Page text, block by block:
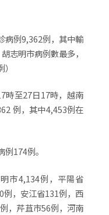
病例9,362例，其中輸
志明市病例數最多，
時至27日17時，越南
例，其中4,453例在
174例。
市4,134例，平陽省
，安江省131例，西
，芹苴市56例，河南